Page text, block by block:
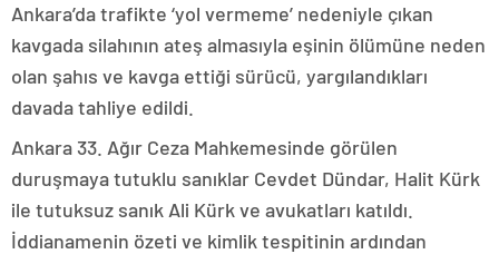
Ankara’da trafikte ‘yol vermeme’ nedeniyle çıkan
kavgada silahının ateş almasıyla eşinin ölümüne neden
olan şahıs ve kavga ettiği sürücü, yargılandıkları
davada tahliye edildi.
Ankara 33. Ağır Ceza Mahkemesinde görülen
duruşmaya tutuklu sanıklar Cevdet Dündar, Halit Kürk
ile tutuksuz sanık Ali Kürk ve avukatları katıldı.
İddianamenin özeti ve kimlik tespitinin ardından